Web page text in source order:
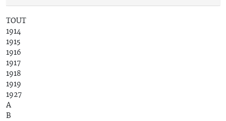
TOUT
1914
1915
1916
1917
1918
1919
1927
A
B